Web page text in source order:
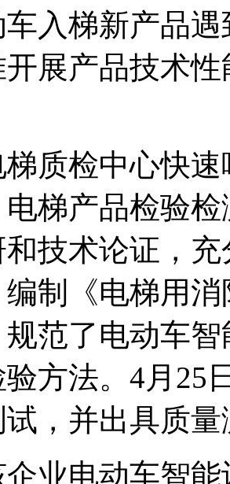
入梯新产品
开展产品技术
质检中心快
梯产品检验
技术论证，
制《电梯用
范了电动车
方法。4月25
，并出具质
企业电动车智